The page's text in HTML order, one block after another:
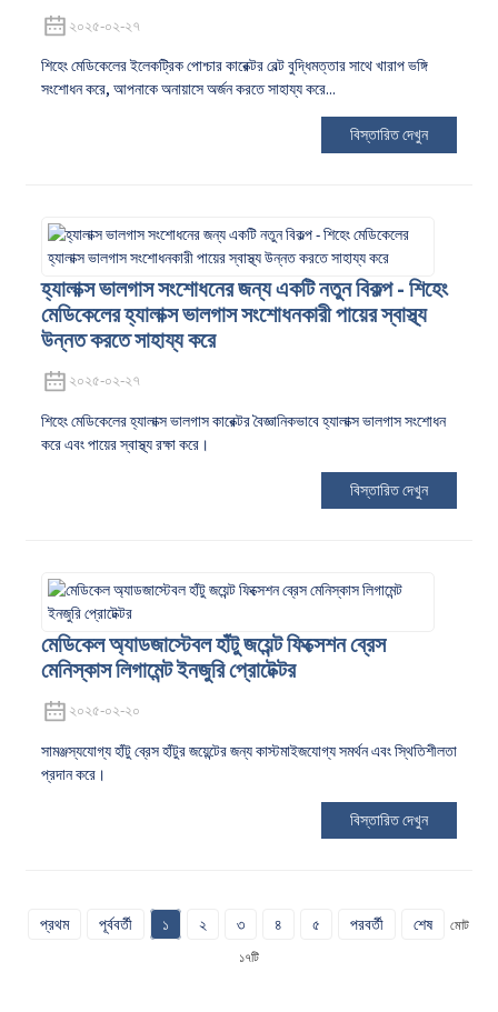
২০২৫-০২-২৭
শিহেং মেডিকেলের ইলেকট্রিক পোশ্চার কারেক্টর বেল্ট বুদ্ধিমত্তার সাথে খারাপ ভঙ্গি
সংশোধন করে, আপনাকে অনায়াসে অর্জন করতে সাহায্য করে...
বিস্তারিত দেখুন
হ্যালাক্স ভালগাস সংশোধনের জন্য একটি নতুন বিকল্প - শিহেং
মেডিকেলের হ্যালাক্স ভালগাস সংশোধনকারী পায়ের স্বাস্থ্য
উন্নত করতে সাহায্য করে
২০২৫-০২-২৭
শিহেং মেডিকেলের হ্যালাক্স ভালগাস কারেক্টর বৈজ্ঞানিকভাবে হ্যালাক্স ভালগাস সংশোধন
করে এবং পায়ের স্বাস্থ্য রক্ষা করে।
বিস্তারিত দেখুন
মেডিকেল অ্যাডজাস্টেবল হাঁটু জয়েন্ট ফিক্সেশন ব্রেস
মেনিস্কাস লিগামেন্ট ইনজুরি প্রোটেক্টর
২০২৫-০২-২০
সামঞ্জস্যযোগ্য হাঁটু ব্রেস হাঁটুর জয়েন্টের জন্য কাস্টমাইজযোগ্য সমর্থন এবং স্থিতিশীলতা
প্রদান করে।
বিস্তারিত দেখুন
প্রথম পূর্ববর্তী ১ ২ ৩ ৪ ৫ পরবর্তী শেষ
মোট
১৭টি